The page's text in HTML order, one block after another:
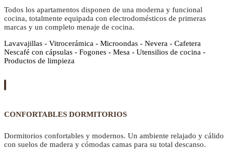
Todos los apartamentos disponen de una moderna y funcional
cocina, totalmente equipada con electrodomésticos de primeras
marcas y un completo menaje de cocina.
Lavavajillas - Vitrocerámica - Microondas - Nevera - Cafetera
Nescafé con cápsulas - Fogones - Mesa - Utensilios de cocina -
Productos de limpieza
CONFORTABLES DORMITORIOS
Dormitorios confortables y modernos. Un ambiente relajado y cálido
con suelos de madera y cómodas camas para su total descanso.